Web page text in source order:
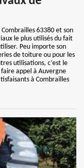
63380 et son
le plus utilisés du fait
Peu importe son
de toiture ou pour les
utilisations, c’est le
appel à Auvergne
à Combrailles